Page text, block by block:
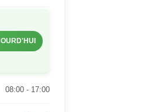
08:00 - 17:00